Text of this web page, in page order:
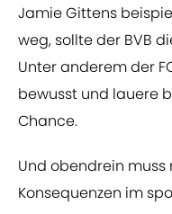
Jamie Gittens
weg, sollte der BVB
Unter anderem der
bewusst und lauere
Chance.
Und obendrein
Konsequenzen im